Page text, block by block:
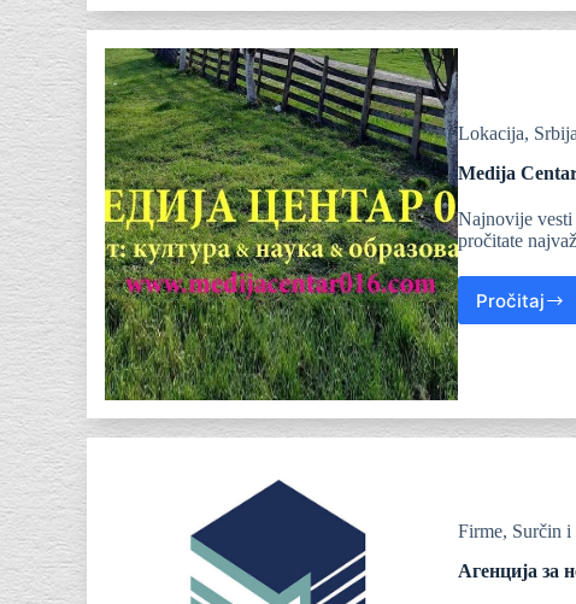
Lokacija, Srbija
Medija
Najnovije vesti
pročitate
Pročitaj
Firme, Surčin i
Агенција за